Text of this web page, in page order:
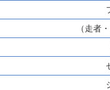
（走者・